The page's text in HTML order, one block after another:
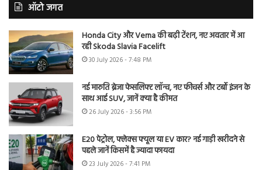
ऑटो जगत
Honda City और Verna की बढ़ी टेंशन, नए अवतार में आ
रही Skoda Slavia Facelift
30 July 2026 - 7:48 PM
नई मारुति ब्रेजा फेसलिफ्ट लॉन्च, नए फीचर्स और टर्बो इंजन के
साथ आई SUV, जानें क्या है कीमत
26 July 2026 - 3:56 PM
E20 पेट्रोल, फ्लेक्स फ्यूल या EV कार? नई गाड़ी खरीदने से
पहले जानें किसमें है ज्यादा फायदा
23 July 2026 - 7:41 PM